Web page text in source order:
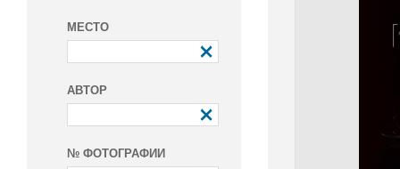
МЕСТО
АВТОР
№ ФОТОГРАФИИ